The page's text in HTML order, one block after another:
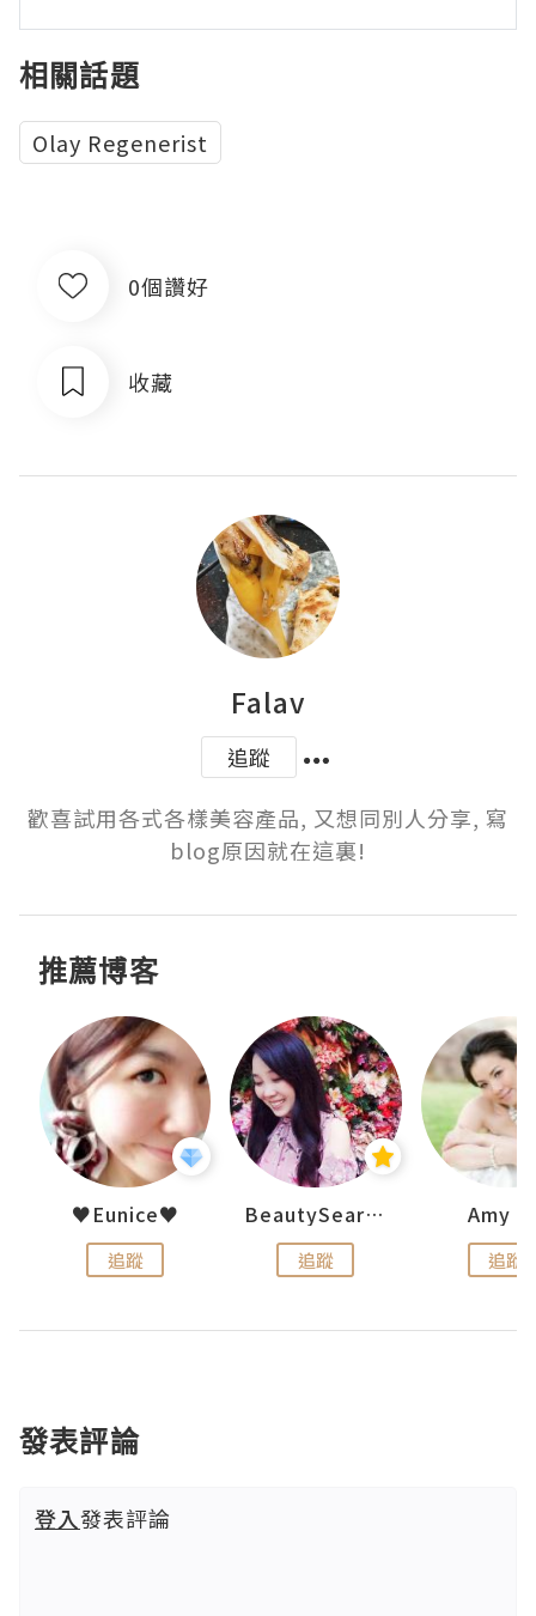
相關話題
Olay Regenerist
0個讚好
收藏
Falav
追蹤
歡喜試用各式各樣美容產品, 又想同別人分享, 寫
blog原因就在這裏!
推薦博客
♥Eunice♥
追蹤
BeautySearch
追蹤
Amy
追蹤
發表評論
登入發表評論